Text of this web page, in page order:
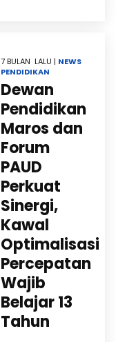
7 BULAN LALU | NEWS
PENDIDIKAN
Dewan
Pendidikan
Maros dan
Forum
PAUD
Perkuat
Sinergi,
Kawal
Optimalisasi
Percepatan
Wajib
Belajar 13
Tahun